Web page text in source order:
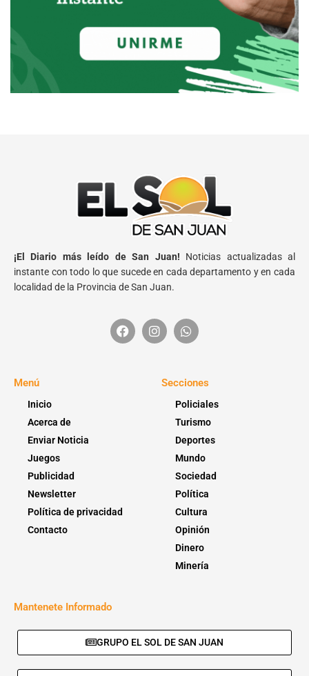
¡El Diario más leído de San Juan! Noticias actualizadas al
instante con todo lo que sucede en cada departamento y en cada
localidad de la Provincia de San Juan.
Menú
Inicio
Acerca de
Enviar Noticia
Juegos
Publicidad
Newsletter
Política de privacidad
Contacto
Secciones
Policiales
Turismo
Deportes
Mundo
Sociedad
Política
Cultura
Opinión
Dinero
Minería
Mantenete Informado
GRUPO EL SOL DE SAN JUAN